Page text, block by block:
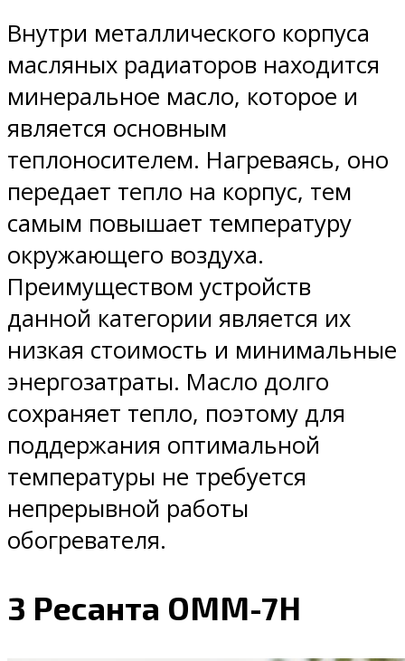
Внутри металлического корпуса
масляных радиаторов находится
минеральное масло, которое и
является основным
теплоносителем. Нагреваясь, оно
передает тепло на корпус, тем
самым повышает температуру
окружающего воздуха.
Преимуществом устройств
данной категории является их
низкая стоимость и минимальные
энергозатраты. Масло долго
сохраняет тепло, поэтому для
поддержания оптимальной
температуры не требуется
непрерывной работы
обогревателя.
3 Ресанта ОММ-7Н